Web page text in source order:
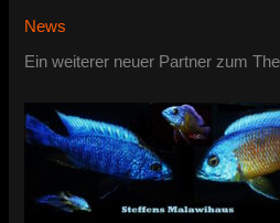
Malawihaus
News
Ein weiterer neuer Partner zum